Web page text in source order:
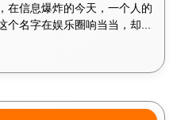
在信息爆炸的今天，一个人的
名字在娱乐圈响当当，却...